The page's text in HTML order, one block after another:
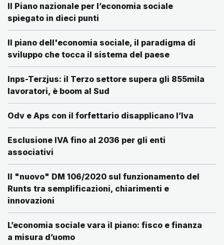
Il Piano nazionale per l’economia sociale
spiegato in dieci punti
Il piano dell'economia sociale, il paradigma di
sviluppo che tocca il sistema del paese
Inps-Terzjus: il Terzo settore supera gli 855mila
lavoratori, è boom al Sud
Odv e Aps con il forfettario disapplicano l’Iva
Esclusione IVA fino al 2036 per gli enti
associativi
Il "nuovo" DM 106/2020 sul funzionamento del
Runts tra semplificazioni, chiarimenti e
innovazioni
L’economia sociale vara il piano: fisco e finanza
a misura d’uomo